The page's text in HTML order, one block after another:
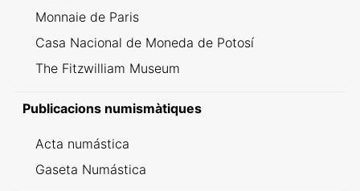
Monnaie de Paris
Casa Nacional de Moneda de Potosí
The Fitzwilliam Museum
Publicacions numismàtiques
Acta numástica
Gaseta Numástica